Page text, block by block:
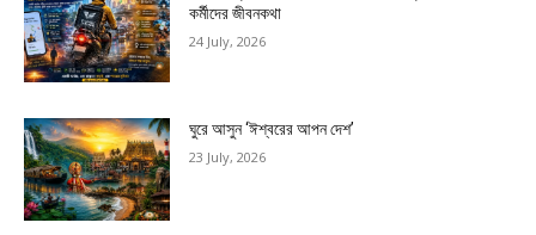
কর্মীদের জীবনকথা
24 July, 2026
ঘুরে আসুন ‘ঈশ্বরের আপন দেশ’
23 July, 2026